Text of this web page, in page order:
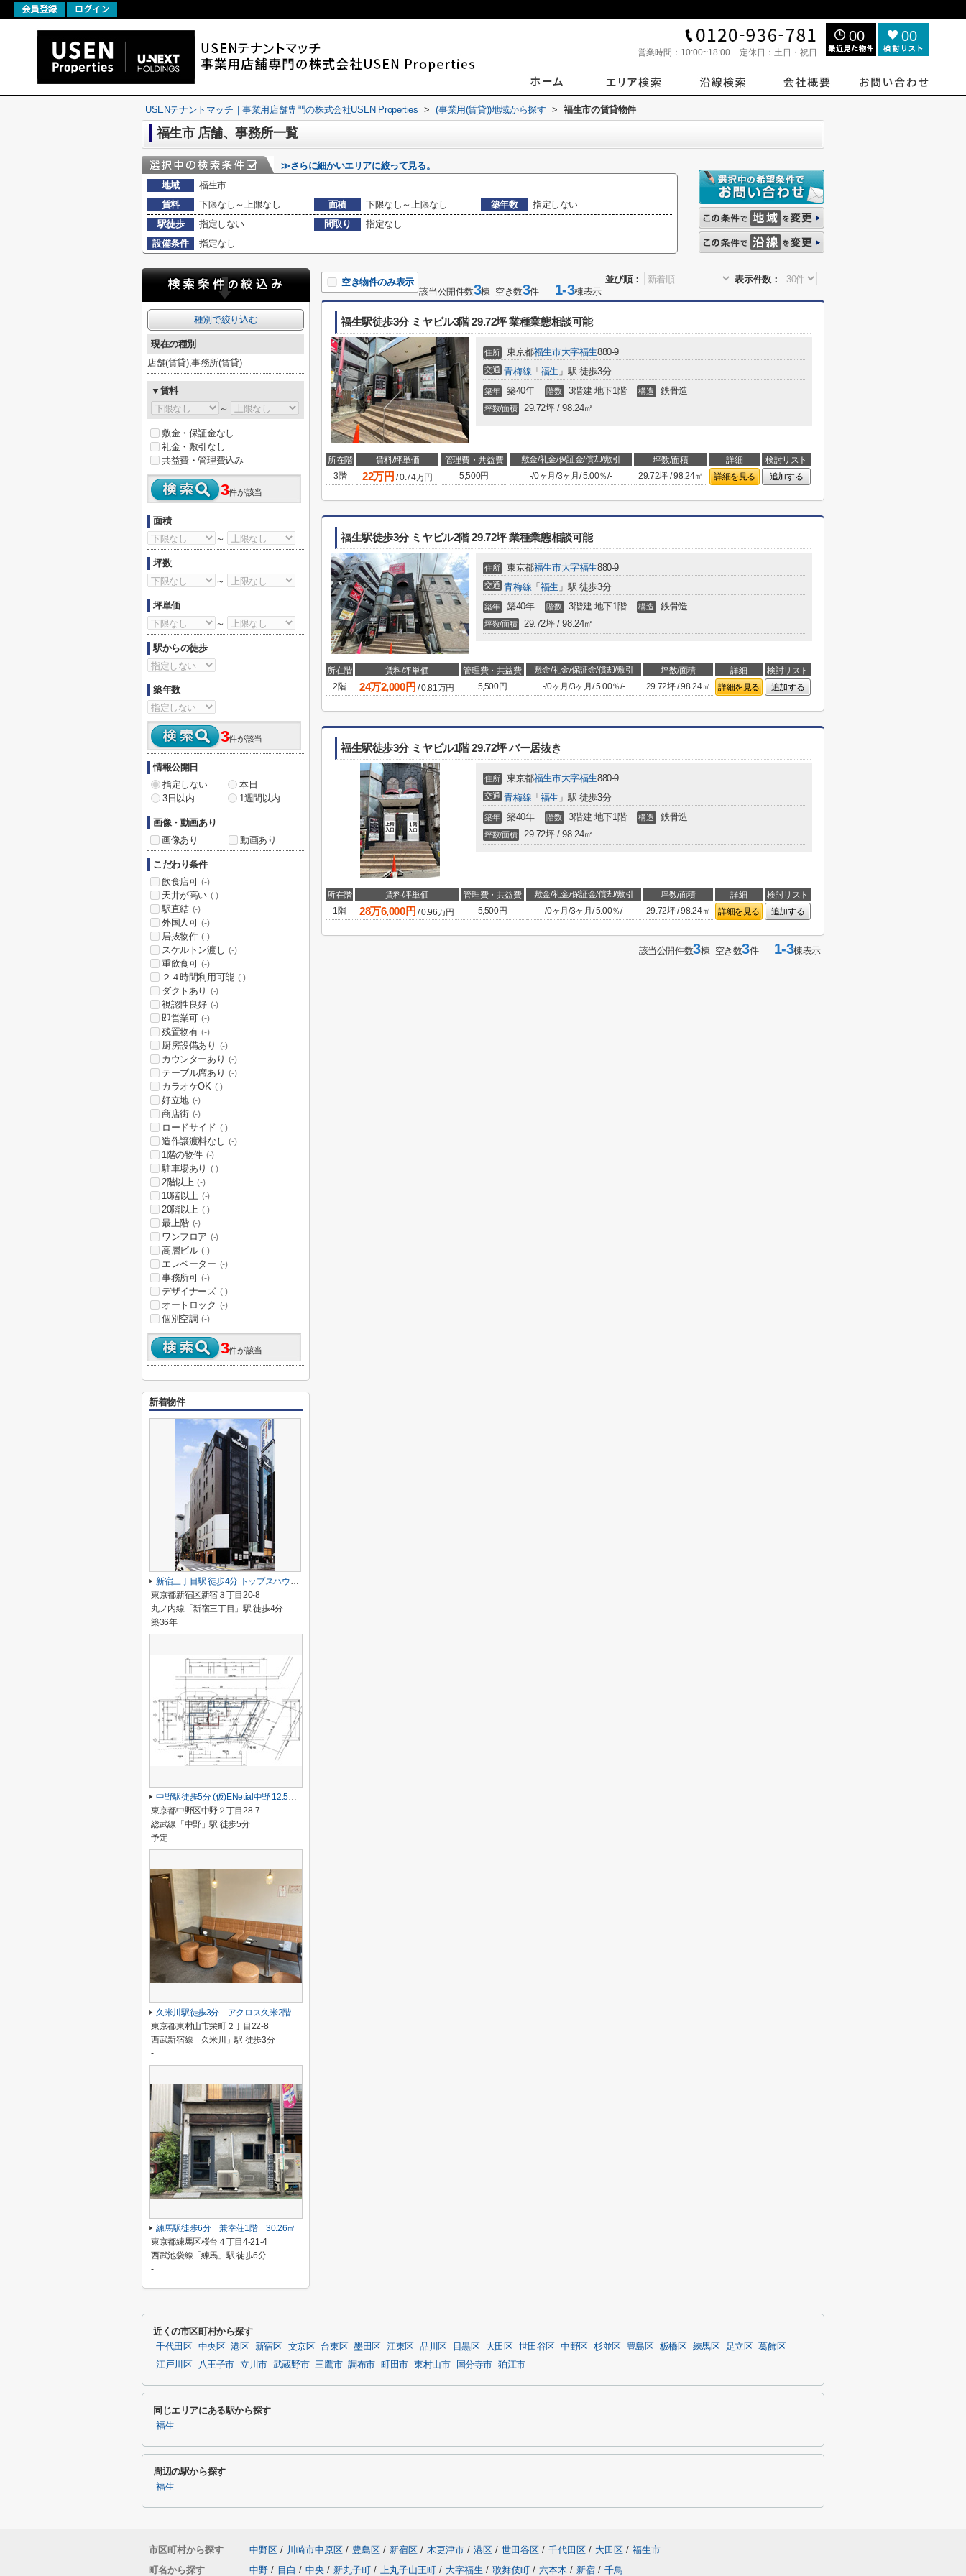
営業時間： 10:00~18:00 定休日： 土日・祝日
00 00
USENテナントマッチ｜事業用店舗専門の株式会社USEN Properties > (事業用(賃貸))地域から探す > 福生市の賃貸物件
福生市 店舗、事務所一覧
≫さらに細かいエリアに絞って見る。
地域
福生市
賃料
下限なし～上限なし 面積 下限なし～上限なし 築年数
指定しない
駅徒歩
指定しない 間取り
指定なし
設備条件
指定なし
並び順： 表示件数：
空き物件のみ表示
該当公開件数3棟 空き数3件 1-3棟表示
福生駅徒歩3分 ミヤビル3階 29.72坪 業種業態相談可能
住所 東京都福生市大字福生880-9
交通 青梅線 「 福生 」駅 徒歩3分
築年 築40年 階数 3階建 地下1階 構造 鉄骨造
坪数/面積 29.72坪 / 98.24㎡
所在階 賃料/坪単価 管理費・共益費 敷金/礼金/保証金/償却/敷引 坪数/面積 詳細
検討リスト
3階
22万円 /0.74万円 5,500円 -/0ヶ月 /3ヶ月 /5.00％/- 29.72坪 / 98.24㎡ 詳細を見る 追加する
福生駅徒歩3分 ミヤビル2階 29.72坪 業種業態相談可能
住所 東京都福生市大字福生880-9
交通 青梅線 「 福生 」駅 徒歩3分
築年 築40年 階数 3階建 地下1階 構造 鉄骨造
坪数/面積 29.72坪 / 98.24㎡
所在階 賃料/坪単価 管理費・共益費 敷金/礼金/保証金/償却/敷引 坪数/面積 詳細
検討リスト
2階
24万2,000円 /0.81万円 5,500円 -/0ヶ月 /3ヶ月 /5.00％/- 29.72坪 / 98.24㎡ 詳細を見る 追加する
福生駅徒歩3分 ミヤビル1階 29.72坪 バー居抜き
住所 東京都福生市大字福生880-9
交通 青梅線 「 福生 」駅 徒歩3分
築年 築40年 階数 3階建 地下1階 構造 鉄骨造
坪数/面積 29.72坪 / 98.24㎡
所在階 賃料/坪単価 管理費・共益費 敷金/礼金/保証金/償却/敷引 坪数/面積 詳細
検討リスト
1階
28万6,000円 /0.96万円 5,500円 -/0ヶ月 /3ヶ月 /5.00％/- 29.72坪 / 98.24㎡ 詳細を見る 追加する
該当公開件数3棟 空き数3件1-3棟表示
種別で絞り込む
現在の種別
店舗(賃貸),事務所(賃貸)
▼賃料
～
敷金・保証金なし
礼金・敷引なし
共益費・管理費込み
3件が該当
面積
～
坪数
～
坪単価
～
駅からの徒歩
築年数
3件が該当
情報公開日
指定しない
本日
3日以内
1週間以内
画像・動画あり
画像あり
動画あり
こだわり条件
飲食店可 (-)
天井が高い (-)
駅直結 (-)
外国人可 (-)
居抜物件 (-)
スケルトン渡し (-)
重飲食可 (-)
２４時間利用可能 (-)
ダクトあり (-)
視認性良好 (-)
即営業可 (-)
残置物有 (-)
厨房設備あり (-)
カウンターあり (-)
テーブル席あり (-)
カラオケOK (-)
好立地 (-)
商店街 (-)
ロードサイド (-)
造作譲渡料なし (-)
1階の物件 (-)
駐車場あり (-)
2階以上 (-)
10階以上 (-)
20階以上 (-)
最上階 (-)
ワンフロア (-)
高層ビル (-)
エレベーター (-)
事務所可 (-)
デザイナーズ (-)
オートロック (-)
個別空調 (-)
3件が該当
新着物件
新宿三丁目駅 徒歩4分 トップスハウスビル1階 37.22坪
東京都新宿区新宿３丁目20-8
丸ノ内線「新宿三丁目」駅 徒歩4分
築36年
中野駅徒歩5分 (仮)ENetial中野 12.55坪 1階
東京都中野区中野２丁目28-7
総武線「中野」駅 徒歩5分
予定
久米川駅徒歩3分 アクロス久米2階 37.96坪
東京都東村山市栄町２丁目22-8
西武新宿線「久米川」駅 徒歩3分
-
練馬駅徒歩6分 兼幸荘1階 30.26㎡
東京都練馬区桜台４丁目4-21-4
西武池袋線「練馬」駅 徒歩6分
-
近くの市区町村から探す
千代田区 中央区 港区 新宿区 文京区 台東区 墨田区 江東区 品川区 目黒区 大田区 世田谷区 中野区 杉並区 豊島区 板橋区 練馬区 足立区
葛飾区
江戸川区
八王子市 立川市 武蔵野市 三鷹市 調布市 町田市 東村山市 国分寺市 狛江市
同じエリアにある駅から探す
福生
周辺の駅から探す
福生
市区町村から探す 中野区 / 川崎市中原区 / 豊島区 / 新宿区 / 木更津市 / 港区 / 世田谷区 / 千代田区 / 大田区 / 福生市
町名から探す
中野 / 目白 / 中央 / 新丸子町 / 上丸子山王町 / 大字福生 / 歌舞伎町 / 六本木 / 新宿 / 千鳥